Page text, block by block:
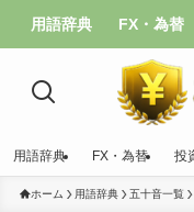
用語辞典 FX・為替
用語辞典 FX・為替 投
ホーム 用語辞典 五十音一覧